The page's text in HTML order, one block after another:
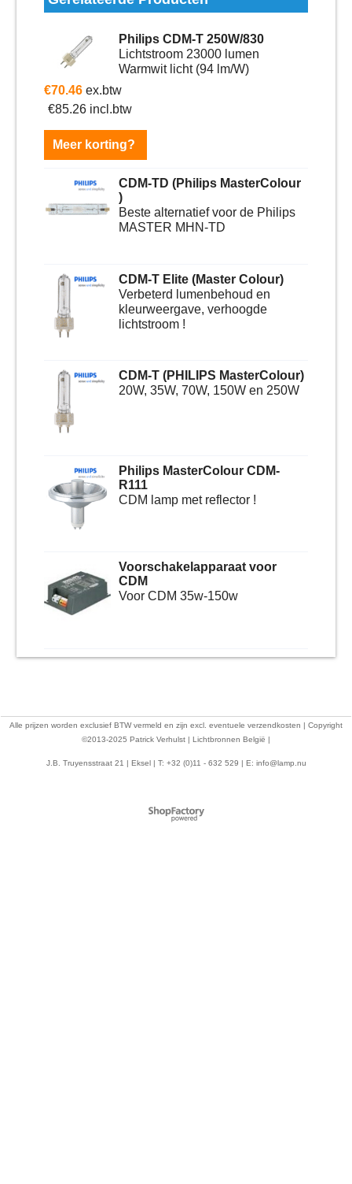
Philips CDM-T 250W/830
Lichtstroom 23000 lumen
Warmwit licht (94 lm/W)
€70.46 ex.btw
€85.26 incl.btw
Meer korting?
CDM-TD (Philips MasterColour
)
Beste alternatief voor de Philips
MASTER MHN-TD
CDM-T Elite (Master Colour)
Verbeterd lumenbehoud en
kleurweergave, verhoogde
lichtstroom !
CDM-T (PHILIPS MasterColour)
20W, 35W, 70W, 150W en 250W
Philips MasterColour CDM-
R111
CDM lamp met reflector !
Voorschakelapparaat voor
CDM
Voor CDM 35w-150w
Alle prijzen worden exclusief BTW vermeld en zijn excl. eventuele verzendkosten | Copyright
©2013-2025 Patrick Verhulst | Lichtbronnen België |
J.B. Truyensstraat 21 | Eksel | T: +32 (0)11 - 632 529 | E: info@lamp.nu
Webwinkel gemaakt met
ShopFactory webwinkel